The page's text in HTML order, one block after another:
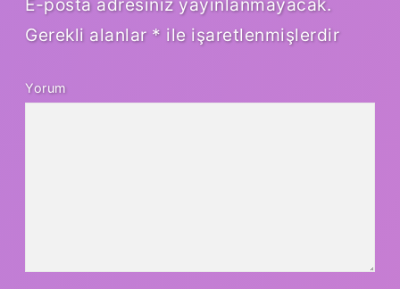
E-posta adresiniz yayınlanmayacak.
Gerekli alanlar * ile işaretlenmişlerdir
Yorum